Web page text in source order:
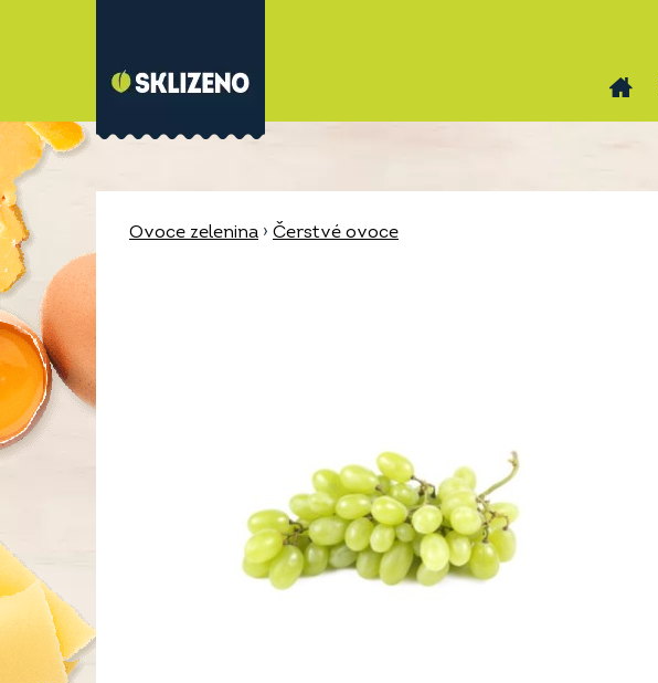
Ovoce zelenina › Čerstvé ovoce